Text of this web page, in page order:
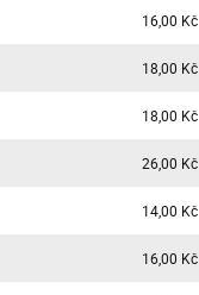
16,00 Kč
18,00 Kč
18,00 Kč
26,00 Kč
14,00 Kč
16,00 Kč